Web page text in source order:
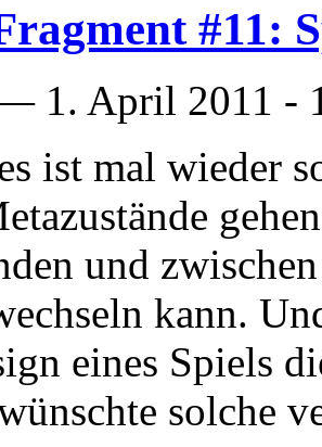
#11:
1. April 2011 -
ist mal wieder
und
kann.
eines Spiels
solche